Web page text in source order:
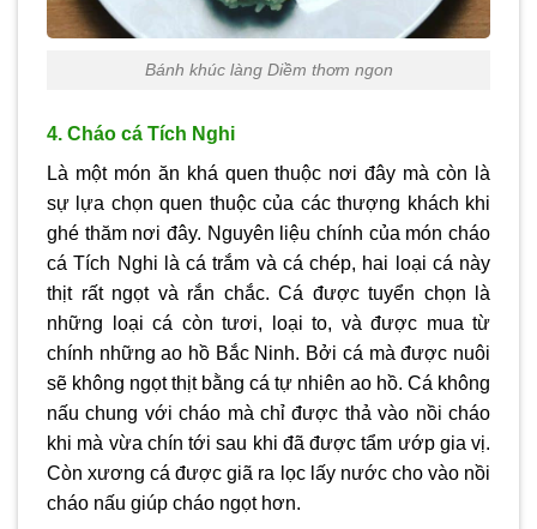
Bánh khúc làng Diềm thơm ngon
4. Cháo cá Tích Nghi
Là một món ăn khá quen thuộc nơi đây mà còn là
sự lựa chọn quen thuộc của các thượng khách khi
ghé thăm nơi đây. Nguyên liệu chính của món cháo
cá Tích Nghi là cá trắm và cá chép, hai loại cá này
thịt rất ngọt và rắn chắc. Cá được tuyển chọn là
những loại cá còn tươi, loại to, và được mua từ
chính những ao hồ Bắc Ninh. Bởi cá mà được nuôi
sẽ không ngọt thịt bằng cá tự nhiên ao hồ. Cá không
nấu chung với cháo mà chỉ được thả vào nồi cháo
khi mà vừa chín tới sau khi đã được tẩm ướp gia vị.
Còn xương cá được giã ra lọc lấy nước cho vào nồi
cháo nấu giúp cháo ngọt hơn.